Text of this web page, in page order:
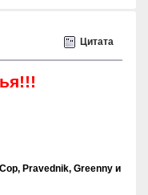
Цитата
Pravednik, Greenny и